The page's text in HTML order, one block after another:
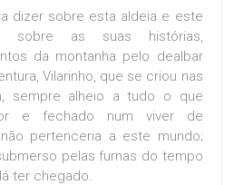
dizer sobre esta aldeia e este
sobre as suas histórias,
da montanha pelo dealbar
Vilarinho, que se criou nas
sempre alheio a tudo o que
e fechado num viver de
pertenceria a este mundo;
pelas furnas do tempo
ter chegado.